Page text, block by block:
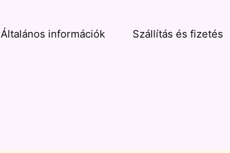
Általános információk Szállítás és fizetés